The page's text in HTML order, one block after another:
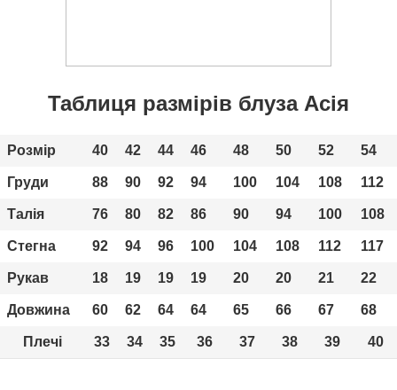
Таблиця размірів блуза Асія
Розмір 40 42 44 46 48 50 52 54
Груди 88 90 92 94 100 104 108 112
Талія 76 80 82 86 90 94 100 108
Стегна 92 94 96 100 104 108 112 117
Рукав 18 19 19 19 20 20 21 22
Довжина 60 62 64 64 65 66 67 68
Плечі 33 34 35 36 37 38 39 40